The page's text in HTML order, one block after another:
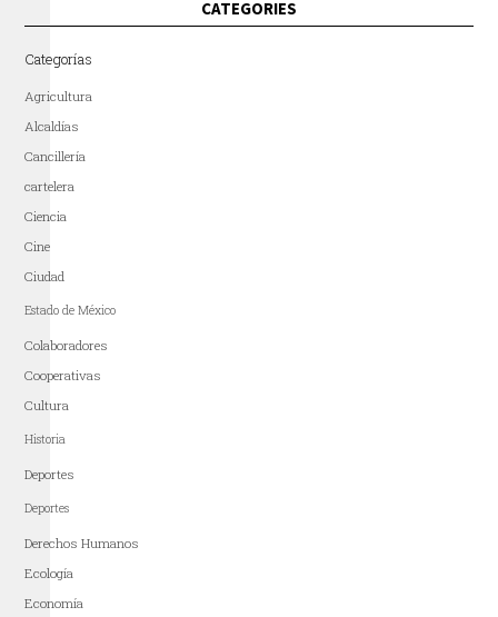
CATEGORIES
Categorías
Agricultura
Alcaldías
Cancillería
cartelera
Ciencia
Cine
Ciudad
Estado de México
Colaboradores
Cooperativas
Cultura
Historia
Deportes
Deportes
Derechos Humanos
Ecología
Economía